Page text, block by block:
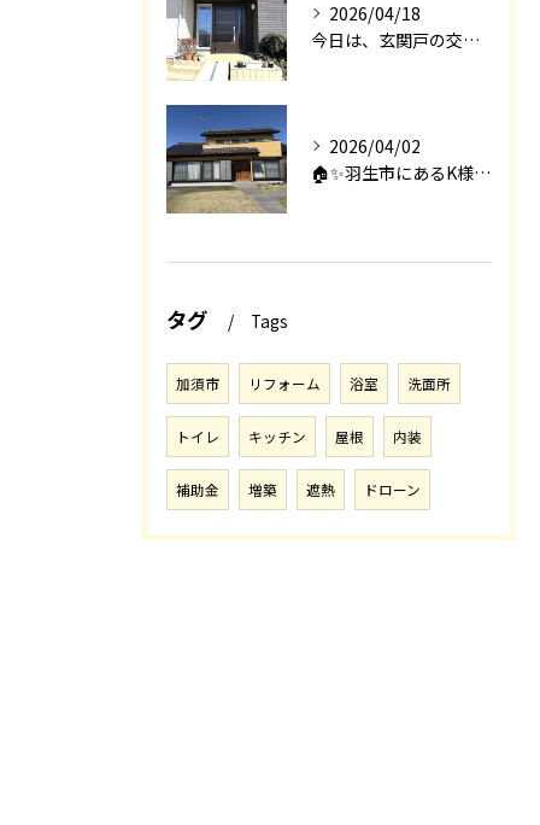
2026/04/18
今日は、玄関戸の交換工事をご紹介します🚪✨。
2026/04/02
🏠✨羽生市にあるK様邸は、2008年に㈱エアロックで新築され...
タグ Tags
加須市 リフォーム 浴室 洗面所
トイレ キッチン 屋根 内装
補助金 増築 遮熱 ドローン